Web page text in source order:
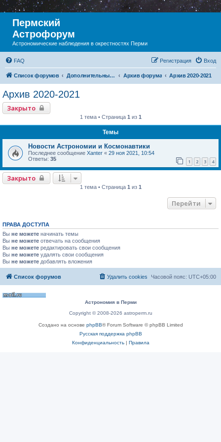
Пермский
Астрофорум
Астрономические наблюдения в окрестностях Перми
FAQ Вход
Регистрация
Список форумов Дополнительный раздел Архив форума Архив 2020-2021
Архив 2020-2021
Закрыто
1 тема • Страница 1 из 1
Темы
Новости Астрономии и Космонавтики
Последнее сообщение Xanter « 29 ноя 2021, 10:54
Ответы: 35 1 2 3 4
Закрыто
1 тема • Страница 1 из 1
Перейти
ПРАВА ДОСТУПА
Вы не можете начинать темы
Вы не можете отвечать на сообщения
Вы не можете редактировать свои сообщения
Вы не можете удалять свои сообщения
Вы не можете добавлять вложения
Список форумов Часовой пояс: UTC+05:00
Удалить cookies
Астрономия в Перми
Copyright © 2008-2026 astroperm.ru
Создано на основе phpBB® Forum Software © phpBB Limited
Русская поддержка phpBB
Конфиденциальность| Правила